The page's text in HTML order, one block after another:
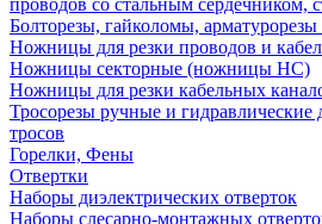
проводов со стальным сердечником,
Болторезы, гайколомы,
Ножницы для резки проводов и
Ножницы секторные (ножницы НС)
Ножницы для резки кабельных
Тросорезы ручные и гидравлические
тросов
Горелки, Фены
Отвертки
Наборы диэлектрических отверток
Наборы слесарно-монтажных